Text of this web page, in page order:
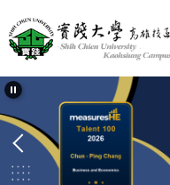
到
主
內
區